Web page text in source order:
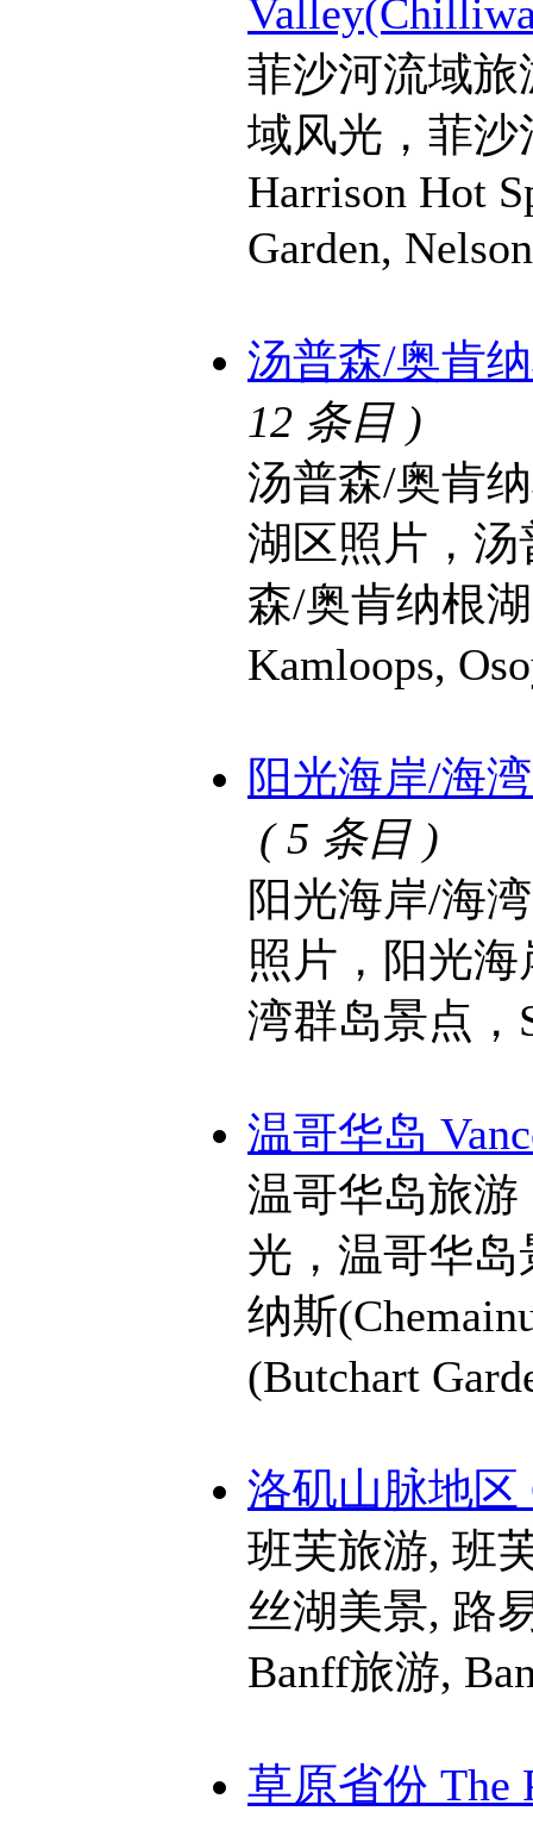
菲沙河流域
域风光，菲沙
Harrison Hot
Garden,
汤普森/奥肯
12 条目 )
汤普森/奥肯
湖区照片，
森/奥肯纳根
Kamloops,
阳光海岸/海
( 5 条目 )
阳光海岸/海
照片，阳光
湾群岛景点，
温哥华岛
温哥华岛旅
光，温哥华
纳斯
(Butchart
洛矶山脉地区
班芙旅游, 班
丝湖美景, 路
Banff旅游,
草原省份 The